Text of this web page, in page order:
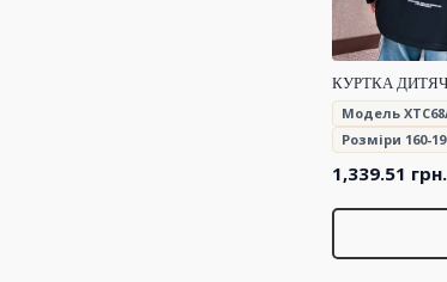
КУРТКА
Модель
Розміри 160-
1,339.51 грн.